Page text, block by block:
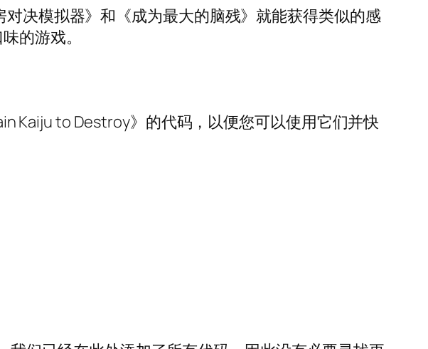
决模拟器》和《成为最大的脑残》就能获得类似的感
的游戏。
Kaiju to Destroy》的代码，以便您可以使用它们并快